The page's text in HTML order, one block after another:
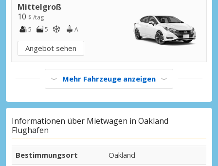
Mittelgroß
10 $ /tag
5
5 A
Angebot sehen
Mehr Fahrzeuge anzeigen
Informationen über Mietwagen in Oakland
Flughafen
Bestimmungsort
Oakland